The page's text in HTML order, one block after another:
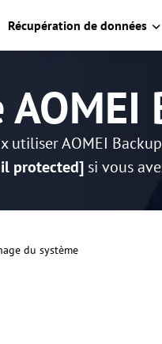
Récupération de données
utiliser AOMEI
protected]si vous
du système